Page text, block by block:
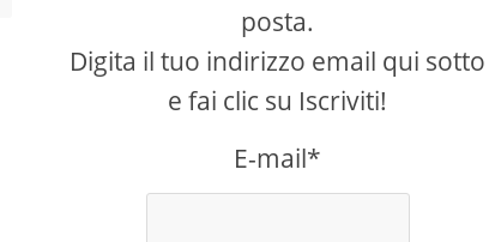
posta.
Digita il tuo indirizzo email qui sotto
e fai clic su Iscriviti!
E-mail*